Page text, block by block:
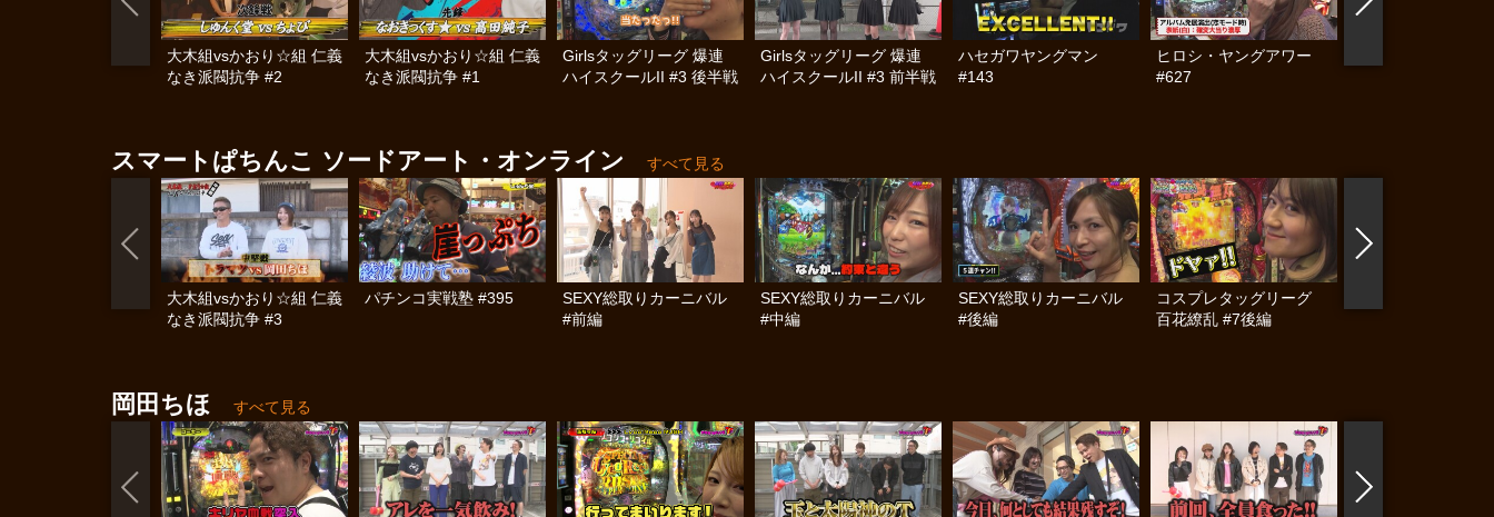
大木組vsかおり☆組 仁義
なき派閥抗争 #2
大木組vsかおり☆組 仁義
なき派閥抗争 #1
Girlsタッグリーグ 爆連
ハイスクールII #3 後半戦
Girlsタッグリーグ 爆連
ハイスクールII #3 前半戦
ハセガワヤングマン
#143
ヒロシ・ヤングアワー
#627
スマートぱちんこ ソードアート・オンライン すべて見る
大木組vsかおり☆組 仁義
なき派閥抗争 #3
パチンコ実戦塾 #395
SEXY総取りカーニバル
#前編
SEXY総取りカーニバル
#中編
SEXY総取りカーニバル
#後編
コスプレタッグリーグ
百花繚乱 #7後編
岡田ちほ すべて見る